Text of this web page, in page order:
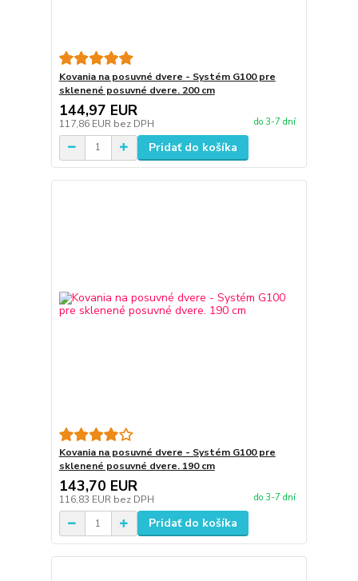
Kovania na posuvné dvere - Systém G100 pre
sklenené posuvné dvere. 200 cm
144,97 EUR
117,86 EUR bez DPH do 3-7 dní
Pridať do košíka
Kovania na posuvné dvere - Systém G100 pre
sklenené posuvné dvere. 190 cm
143,70 EUR
116,83 EUR bez DPH do 3-7 dní
Pridať do košíka